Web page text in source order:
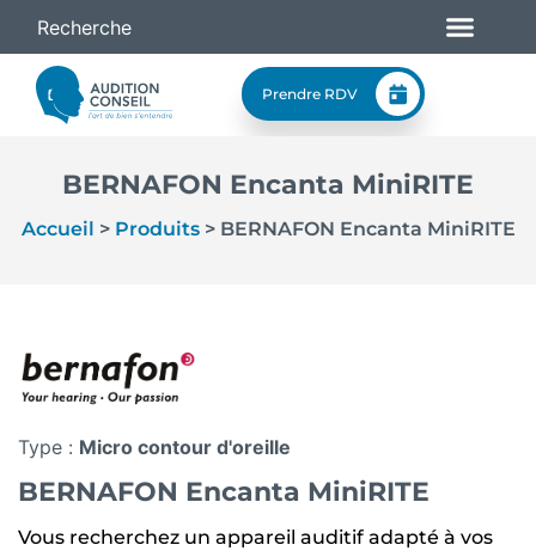
Prendre RDV
BERNAFON Encanta MiniRITE
Accueil > Produits> BERNAFON Encanta MiniRITE
Type : Micro contour d'oreille
BERNAFON Encanta MiniRITE
Vous recherchez un appareil auditif adapté à vos